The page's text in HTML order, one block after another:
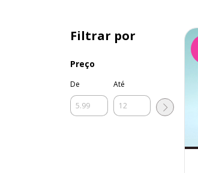
Filtrar por
Preço
De Até